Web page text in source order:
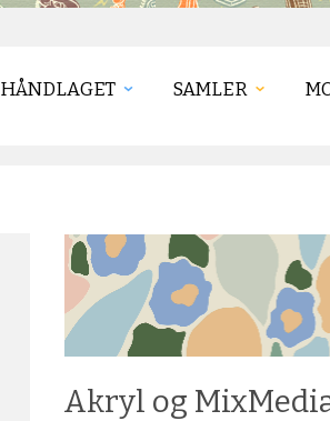
HÅNDLAGET SAMLER
Akryl og